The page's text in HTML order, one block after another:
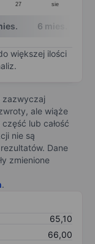
27 sie
6 mies.
większej ilości
zazwyczaj
ale wiąże
lub całość
nie są
Dane
zmienione
.
65,10
66,00